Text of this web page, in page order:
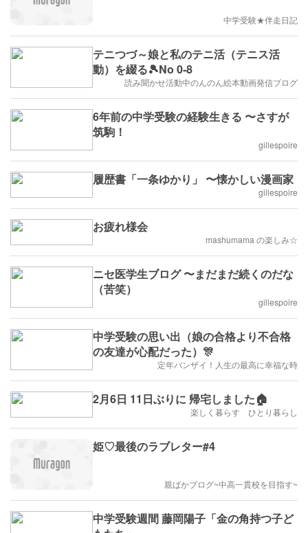
中学受験★伴走日記
テニつづ～娘と私のテニ活（テニス活
動）を綴る🎾No 0‐8
読み聞かせ活動中のんのん絵本動画発信ブログ
6年前の中学受験の経験生きる 〜さすが
筑駒！
gillespoire
履歴書「一条ゆかり」 〜懐かしい漫画家
gillespoire
お疲れ様会
mashumama の楽しみ☆
ニセ医学生ブログ 〜まだまだ続くのだな
（苦笑）
gillespoire
中学受験の思い出（娘の合格より不合格
の友達が心配だった）🎊
定年バンザイ！人生の最高に幸福な時
2月6日 11日ぶりに 帰宅しました🏠️
楽しく暮らす ひとり暮らし
姫♡最後のラブレター#4
親ばかブログ~中高一貫校を目指す~
中学受験週間 藤岡陽子「金の角持つ子ど